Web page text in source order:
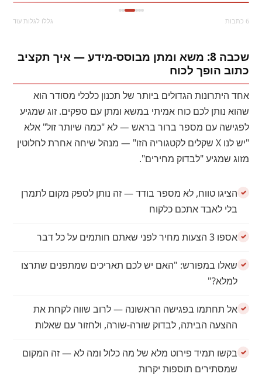
6 כתבות גללו לגלות עוד
שכבה 8: משא ומתן מבוסס-מידע — איך תקציב
כתוב הופך לכוח
אחד היתרונות הגדולים ביותר של תכנון כלכלי מסודר הוא
שהוא נותן לכם כוח אמיתי במשא ומתן עם ספקים. זוג שמגיע
לפגישה עם מספר ברור בראש — לא "כמה שיותר זול" אלא
"יש לנו X שקלים לקטגוריה הזו" — מנהל שיחה אחרת לחלוטין
מזוג שמגיע "לבדוק מחירים".
הציגו טווח, לא מספר בודד — זה נותן לספק מקום לתמרן
בלי לאבד אתכם כלקוח
אספו 3 הצעות מחיר לפני שאתם חותמים על כל דבר
שאלו במפורש: "האם יש לכם תאריכים שמתפנים שתרצו
למלא?"
אל תחתמו בפגישה הראשונה — לרוב שווה לקחת את
ההצעה הביתה, לבדוק שורה-שורה, ולחזור עם שאלות
בקשו תמיד פירוט מלא של מה כלול ומה לא — זה המקום
שמסתירים תוספות יקרות